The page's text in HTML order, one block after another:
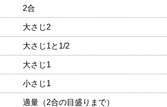
2合
大さじ2
大さじ1と1/2
大さじ1
小さじ1
適量（2合の目盛りまで）